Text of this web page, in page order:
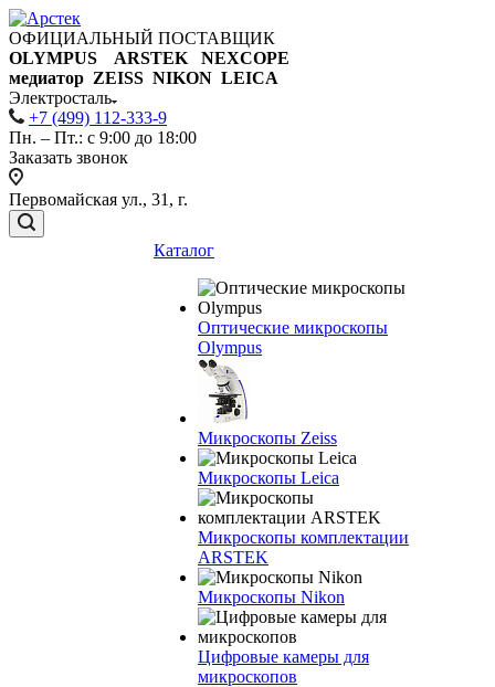
ОФИЦИАЛЬНЫЙ ПОСТАВЩИК
OLYMPUS ARSTEK NEXCOPE
медиатор ZEISS NIKON LEICA
Электросталь
+7 (499) 112-333-9
Пн. – Пт.: с 9:00 до 18:00
Заказать звонок
Первомайская ул., 31, г.
Каталог
Оптические микроскопы
Olympus
Микроскопы Zeiss
Микроскопы Leica
Микроскопы комплектации
ARSTEK
Микроскопы Nikon
Цифровые камеры для
микроскопов